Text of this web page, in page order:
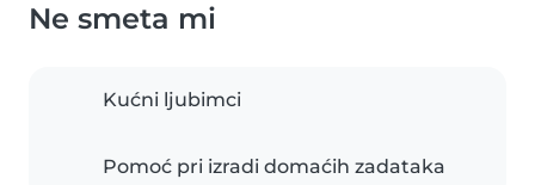
Ne smeta mi
Kućni ljubimci
Pomoć pri izradi domaćih zadataka